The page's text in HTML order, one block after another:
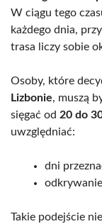
W ciągu tego
każdego dnia,
trasa liczy sobie
Osoby, które
Lizbonie, muszą
sięgać od 20 do
uwzględniać:
dni
Takie podejście